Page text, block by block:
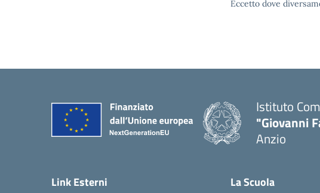
Eccetto dove
Istituto
"Giovanni
Anzio
Link Esterni La Scuola